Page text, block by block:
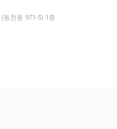
동천동 971-5) 1층